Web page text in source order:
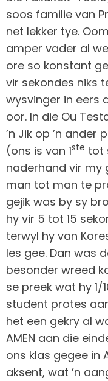
soos familie van
net lekker tye.
amper vader al
ore so konstant
vir sekondes niks
wysvinger in eers
oor. In die Ou
’n Jik op ’n
(ons is van 1ste tot
naderhand vir my
man tot man te
gejik was by sy
hy vir 5 tot 15
terwyl hy van
les gee. Dan was
besonder wreed
se preek wat hy
student protes
het een gekry al
AMEN aan die
ons klas gegee in
aksent, wat ’n